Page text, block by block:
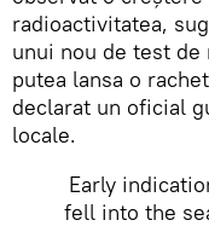
radioactivitatea,
unui nou de test de
putea lansa o
declarat un oficial
locale.
Early
fell into the